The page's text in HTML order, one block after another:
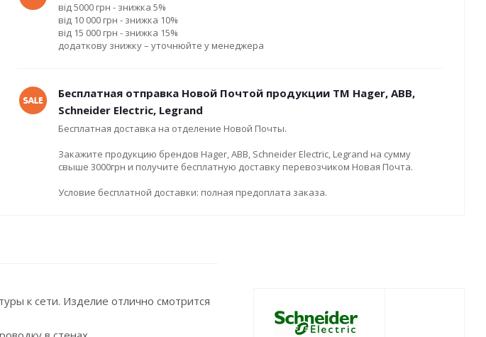
від 5000 грн - знижка 5%
від 10 000 грн - знижка 10%
від 15 000 грн - знижка 15%
додаткову знижку – уточнюйте у менеджера
Бесплатная отправка Новой Почтой продукции ТМ Hager, ABB,
Schneider Electric, Legrand
Бесплатная доставка на отделение Новой Почты.
Закажите продукцию брендов Hager, ABB, Schneider Electric, Legrand на сумму
свыше 3000грн и получите бесплатную доставку перевозчиком Новая Почта.
Условие бесплатной доставки: полная предоплата заказа.
к сети. Изделие отлично смотрится